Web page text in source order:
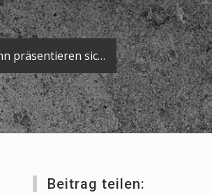
Drei auf einen Streich: die Neuankömmlinge in der Flotte der Firma Spohn präsentieren sich im schicken, einheitlichen Look.
Beitrag teilen: